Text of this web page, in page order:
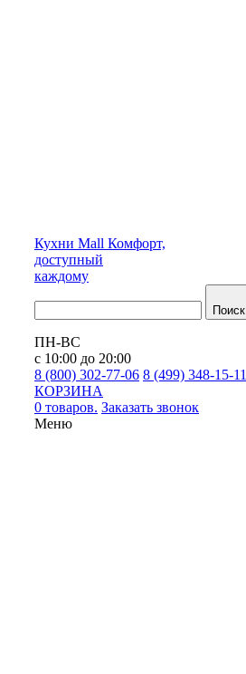
Кухни Mall Комфорт,
доступный
каждому
Поиск
ПН-ВС
с 10:00 до 20:00
8 (800) 302-77-06 8 (499) 348-15-11
КОРЗИНА
0 товаров. Заказать звонок
Меню